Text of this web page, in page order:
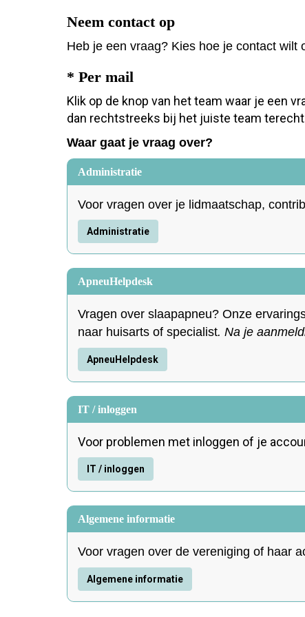
Neem contact op
Heb je een vraag? Kies hoe je contact wilt
* Per mail
Klik op de knop van het team waar je een
dan rechtstreeks bij het juiste team
Waar gaat je vraag over?
Administratie
Voor vragen over je lidmaatschap,
Administratie
ApneuHelpdesk
Vragen over slaapapneu? Onze
naar huisarts of specialist. Na je
ApneuHelpdesk
IT / inloggen
Voor problemen met inloggen of je
IT / inloggen
Algemene informatie
Voor vragen over de vereniging of haar
Algemene informatie